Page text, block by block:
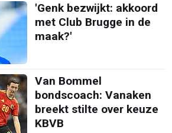
'Genk bezwijkt: akkoord
met Club Brugge in de
maak?'
Van Bommel
bondscoach: Vanaken
breekt stilte over keuze
KBVB